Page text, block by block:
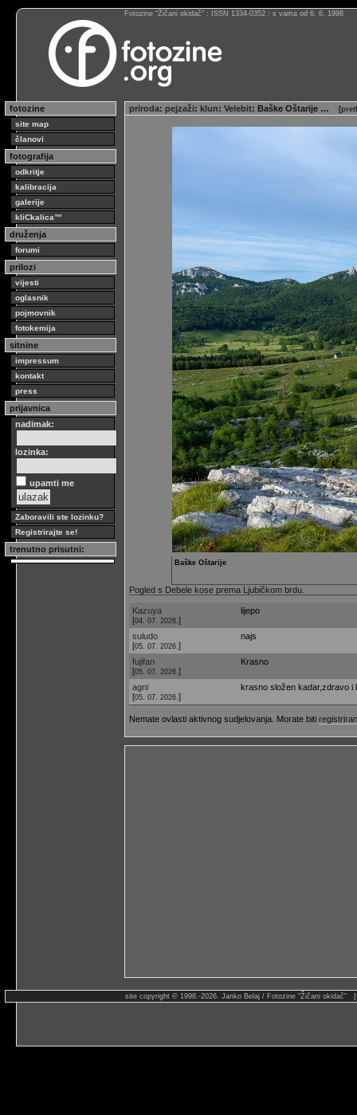
Fotozine “Žičani okidač” : ISSN 1334-0352 : s vama od 6. 6. 1998
fotozine
site map
članovi
fotografija
odkritje
kalibracija
galerije
kliCkalica™
druženja
forumi
prilozi
vijesti
oglasnik
pojmovnik
fotokemija
sitnine
impressum
kontakt
press
prijavnica
nadimak:
lozinka:
upamti me
Zaboravili ste lozinku?
Registrirajte se!
trenutno prisutni:
priroda: pejzaži: klun: Velebit: Baške Oštarije … [
Baške Oštarije
Pogled s Debele kose prema Ljubičkom brdu.
Kazuya
[04. 07. 2026. ]
lijepo
suludo
[05. 07. 2026. ]
najs
fujifan
[05. 07. 2026. ]
Krasno
agni
[05. 07. 2026. ]
krasno složen kadar,zdravo i
Nemate ovlasti aktivnog sudjelovanja. Morate biti
site copyright © 1998.-2026. Janko Belaj / Fotozine "Žičani okidač"